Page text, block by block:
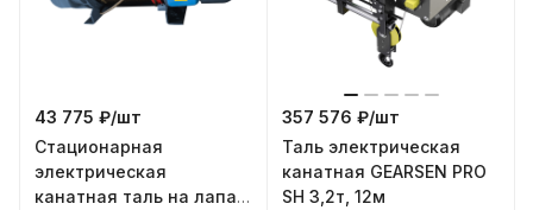
43 775 ₽/шт
Стационарная
электрическая
канатная таль на лапах
357 576 ₽/шт
Таль электрическая
канатная GEARSEN PRO
SH 3,2т, 12м